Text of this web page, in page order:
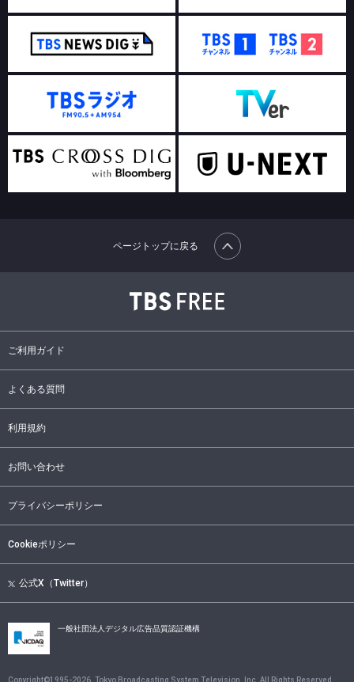
ご利用ガイド
よくある質問
利用規約
お問い合わせ
プライバシーポリシー
Cookieポリシー
公式X（Twitter）
ページトップに戻る
一般社団法人デジタル広告品質認証機構
Copyright©1995-2026 , Tokyo Broadcasting System Television, Inc. All Rights Reserved.